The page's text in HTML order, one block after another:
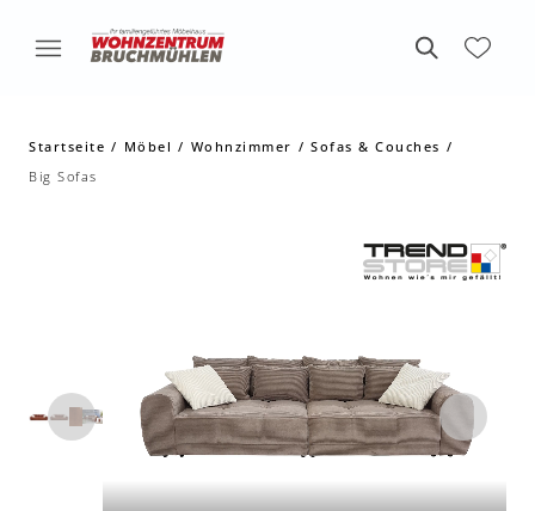
Startseite Möbel Wohnzimmer
Sofas & Couches
Big Sofas